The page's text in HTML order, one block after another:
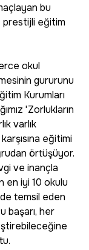
bu
prestijli eğitim
okul
gururunu
Kurumları
'Zorlukların
varlık
eğitimi
örtüşüyor.
ve inançla
en iyi 10 okulu
temsil eden
başarı, her